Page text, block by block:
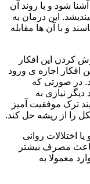
شود و با روند آن
این درمان به
و با آن ها مقابله
کردن این افکار
افکار اجازه ی ورود
در صورتی که
نیازی به
ترک موفقیت آمیز
را از ریشه حل کند.
اختلالات روانی
باعث مصرف بیشتر
معمولا به